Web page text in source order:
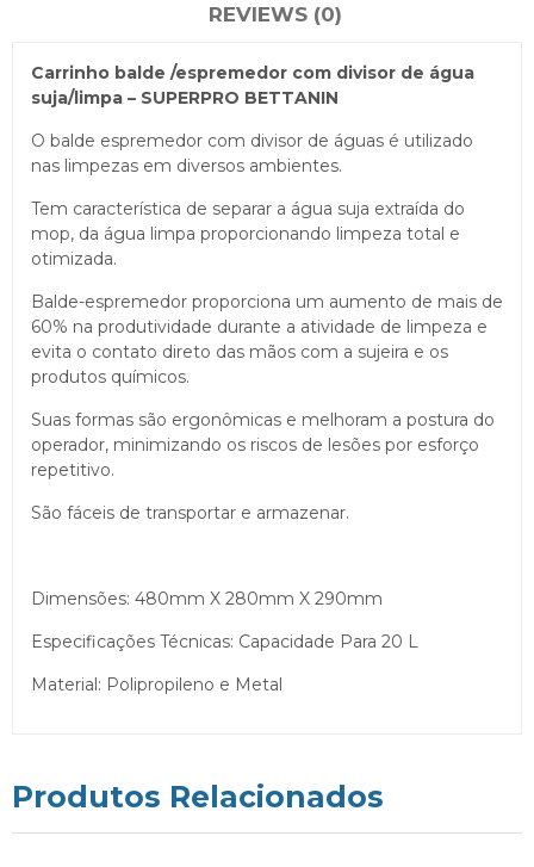
REVIEWS (0)
Carrinho balde /espremedor com divisor de água
suja/limpa – SUPERPRO BETTANIN
O balde espremedor com divisor de águas é utilizado
nas limpezas em diversos ambientes.
Tem característica de separar a água suja extraída do
mop, da água limpa proporcionando limpeza total e
otimizada.
Balde-espremedor proporciona um aumento de mais de
60% na produtividade durante a atividade de limpeza e
evita o contato direto das mãos com a sujeira e os
produtos químicos.
Suas formas são ergonômicas e melhoram a postura do
operador, minimizando os riscos de lesões por esforço
repetitivo.
São fáceis de transportar e armazenar.
Dimensões: 480mm X 280mm X 290mm
Especificações Técnicas: Capacidade Para 20 L
Material: Polipropileno e Metal
Produtos Relacionados